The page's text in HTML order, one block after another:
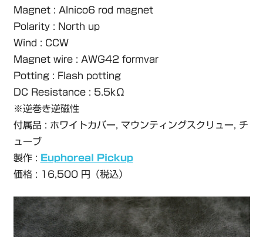
Magnet : Alnico6 rod magnet
Polarity : North up
Wind : CCW
Magnet wire : AWG42 formvar
Potting : Flash potting
DC Resistance : 5.5kΩ
※逆巻き逆磁性
付属品 : ホワイトカバー, マウンティングスクリュー, チ
ューブ
製作 : Euphoreal Pickup
価格 : 16,500 円（税込）